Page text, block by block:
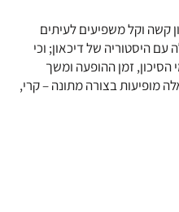
וקל משפיעים לעיתים
עם היסטוריה של דיכאון; וכי
הסיכון, זמן ההופעה ומשך
מופיעות בצורה מתונה – קרי,